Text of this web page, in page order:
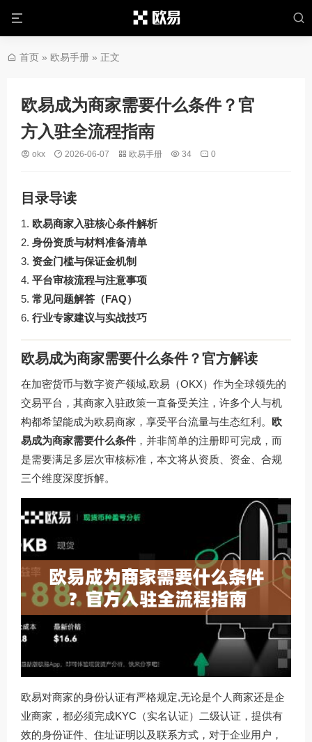
首页 » 欧易手册 » 正文
欧易成为商家需要什么条件？官
方入驻全流程指南
okx 2026-06-07 欧易手册 34 0
目录导读
欧易商家入驻核心条件解析
身份资质与材料准备清单
资金门槛与保证金机制
平台审核流程与注意事项
常见问题解答（FAQ）
行业专家建议与实战技巧
欧易成为商家需要什么条件？官方解读
在加密货币与数字资产领域,欧易（OKX）作为全球领先的
交易平台，其商家入驻政策一直备受关注，许多个人与机
构都希望能成为欧易商家，享受平台流量与生态红利。 欧
易成为商家需要什么条件 ，并非简单的注册即可完成，而
是需要满足多层次审核标准，本文将从资质、资金、合规
三个维度深度拆解。
欧易对商家的身份认证有严格规定,无论是个人商家还是企
业商家，都必须完成KYC（实名认证）二级认证，提供有
效的身份证件、住址证明以及联系方式，对于企业用户，